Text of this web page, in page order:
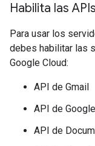
Habilita las APIs
Para usar los
debes habilitar las
Google Cloud:
API de Gmail
API de
API de